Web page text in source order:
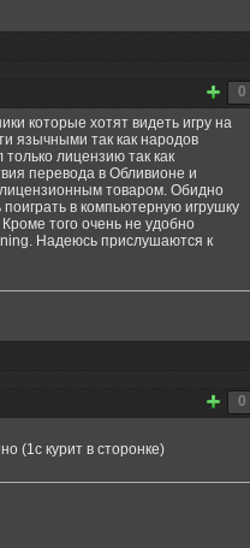
0
которые хотят видеть игру на
язычными так как народов
лицензию так как
перевода в Обливионе и
товаром. Обидно
в компьютерную игрушку
того очень не удобно
Надеюсь прислушаются к
0
(1с курит в сторонке)